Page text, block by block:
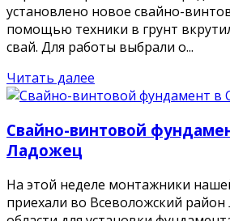
установлено новое свайно-
помощью техники в грунт
свай. Для работы выбрали о...
Читать далее
Свайно-винтовой
Ладожец
На этой неделе монтажники
приехали во Всеволожский район